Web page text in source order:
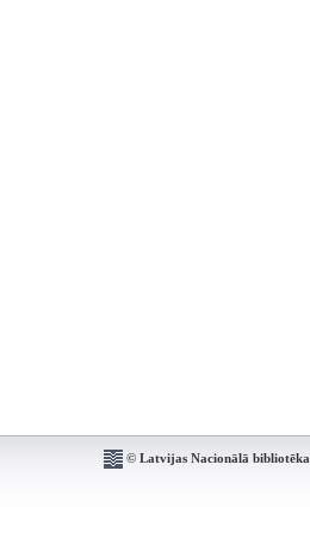
© Latvijas Nacionālā bibliotēka